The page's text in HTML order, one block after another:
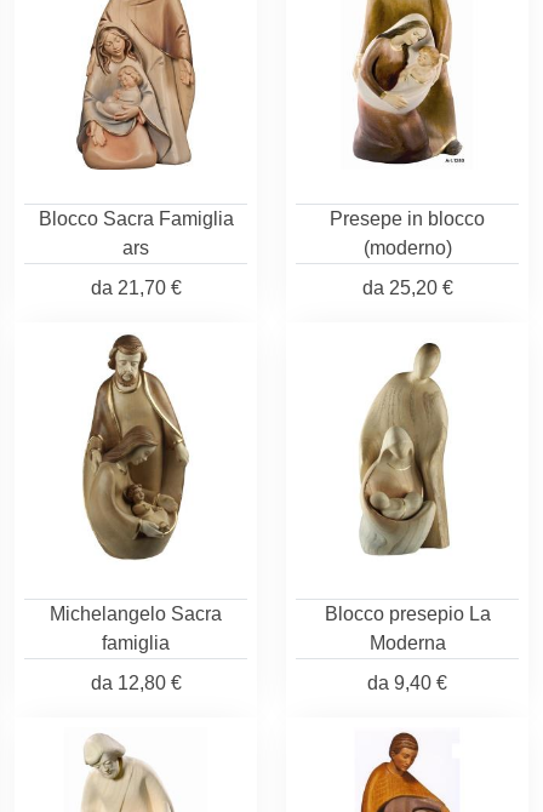
Blocco Sacra Famiglia
ars
da 21,70 €
Presepe in blocco
(moderno)
da 25,20 €
Michelangelo Sacra
famiglia
da 12,80 €
Blocco presepio La
Moderna
da 9,40 €